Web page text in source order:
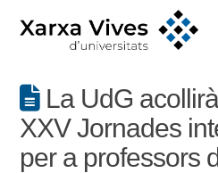
La UdG
XXV Jornades
per a professors